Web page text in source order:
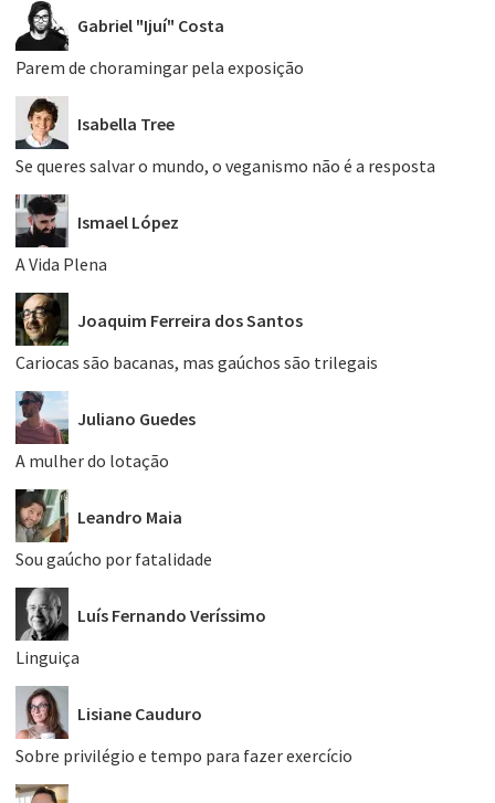
Gabriel "Ijuí" Costa
Parem de choramingar pela exposição
Isabella Tree
Se queres salvar o mundo, o veganismo não é a resposta
Ismael López
A Vida Plena
Joaquim Ferreira dos Santos
Cariocas são bacanas, mas gaúchos são trilegais
Juliano Guedes
A mulher do lotação
Leandro Maia
Sou gaúcho por fatalidade
Luís Fernando Veríssimo
Linguiça
Lisiane Cauduro
Sobre privilégio e tempo para fazer exercício